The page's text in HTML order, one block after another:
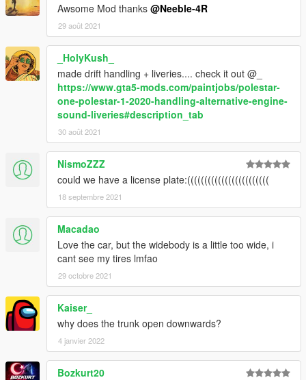
Awsome Mod thanks @Neeble-4R
29 août 2021
_HolyKush_
made drift handling + liveries.... check it out @_
https://www.gta5-mods.com/paintjobs/polestar-
one-polestar-1-2020-handling-alternative-engine-
sound-liveries#description_tab
30 août 2021
NismoZZZ
could we have a license plate:((((((((((((((((((((((((
18 septembre 2021
Macadao
Love the car, but the widebody is a little too wide, i
cant see my tires lmfao
29 octobre 2021
Kaiser_
why does the trunk open downwards?
4 janvier 2022
Bozkurt20